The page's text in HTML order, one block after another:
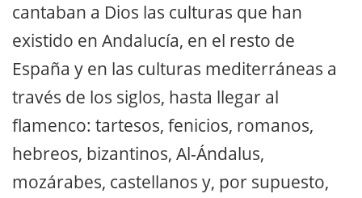
cantaban a Dios las culturas que han
existido en Andalucía, en el resto de
España y en las culturas mediterráneas a
través de los siglos, hasta llegar al
flamenco: tartesos, fenicios, romanos,
hebreos, bizantinos, Al-Ándalus,
mozárabes, castellanos y, por supuesto,